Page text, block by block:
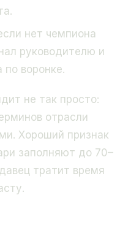
нет чемпиона
руководителю и
по воронке.
не так просто:
отрасли
Хороший признак
заполняют до 70–
тратит время